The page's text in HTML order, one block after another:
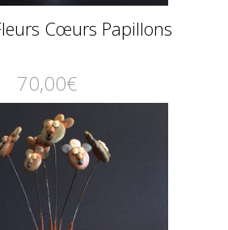
Cœurs Papillons
70,00€